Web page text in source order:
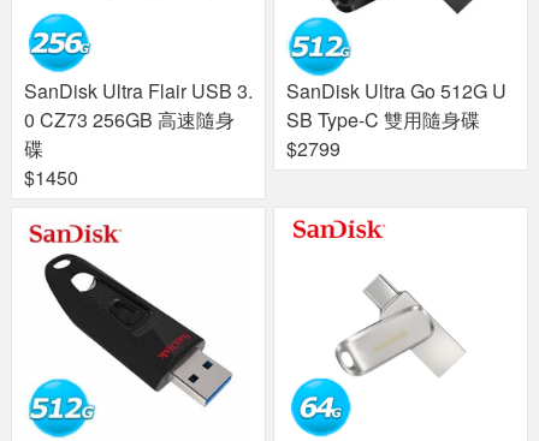
SanDisk Ultra Flair USB 3.
0 CZ73 256GB 高速隨身
碟
$1450
SanDisk Ultra Go 512G U
SB Type-C 雙用隨身碟
$2799